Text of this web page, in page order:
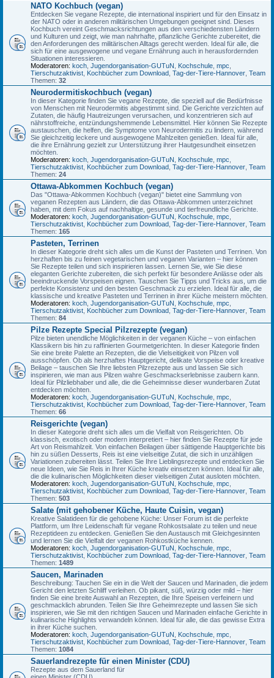
NATO Kochbuch (vegan)
Entdecken Sie vegane Rezepte, die international inspiriert und für den Einsatz in
der NATO oder in anderen militärischen Umgebungen geeignet sind. Dieses
Kochbuch vereint Geschmacksrichtungen aus den verschiedensten Ländern
und Kulturen und zeigt, wie man nahrhafte, pflanzliche Gerichte zubereitet, die
den Anforderungen des militärischen Alltags gerecht werden. Ideal für alle, die
sich für eine ausgewogene und vegane Ernährung auch in herausfordernden
Situationen interessieren.
Moderatoren: koch Jugendorganisation-GUTuN Kochschule mpc
Tierschutzaktivist Kochbücher zum Download Tag-der-Tiere-Hannover Team
Themen: 32
Neurodermitiskochbuch (vegan)
In dieser Kategorie finden Sie vegane Rezepte, die speziell auf die Bedürfnisse
von Menschen mit Neurodermitis abgestimmt sind. Die Gerichte verzichten auf
Zutaten, die häufig Hautreizungen verursachen, und konzentrieren sich auf
nährstoffreiche, entzündungshemmende Lebensmittel. Hier können Sie Rezepte
austauschen, die helfen, die Symptome von Neurodermitis zu lindern, während
Sie gleichzeitig leckere und ausgewogene Mahlzeiten genießen. Ideal für alle,
die ihre Ernährung gezielt zur Unterstützung ihrer Hautgesundheit einsetzen
möchten.
Moderatoren: koch Jugendorganisation-GUTuN Kochschule mpc
Tierschutzaktivist Kochbücher zum Download Tag-der-Tiere-Hannover Team
Themen: 24
Ottawa-Abkommen Kochbuch (vegan)
Das "Ottawa-Abkommen Kochbuch (vegan)" bietet eine Sammlung von
veganen Rezepten aus Ländern, die das Ottawa-Abkommen unterzeichnet
haben, mit dem Fokus auf nachhaltige, gesunde und tierfreundliche Gerichte.
Moderatoren: koch Jugendorganisation-GUTuN Kochschule mpc
Tierschutzaktivist Kochbücher zum Download Tag-der-Tiere-Hannover Team
Themen: 165
Pasteten, Terrinen
In dieser Kategorie dreht sich alles um die Kunst der Pasteten und Terrinen. Von
herzhaften bis zu feinen vegetarischen und veganen Varianten – hier können
Sie Rezepte teilen und sich inspirieren lassen. Lernen Sie, wie Sie diese
eleganten Gerichte zubereiten, die sich perfekt für besondere Anlässe oder als
beeindruckende Vorspeisen eignen. Tauschen Sie Tipps und Tricks aus, um die
perfekte Konsistenz und den besten Geschmack zu erzielen. Ideal für alle, die
klassische und kreative Pasteten und Terrinen in ihrer Küche meistern möchten.
Moderatoren: koch Jugendorganisation-GUTuN Kochschule mpc
Tierschutzaktivist Kochbücher zum Download Tag-der-Tiere-Hannover Team
Themen: 84
Pilze Rezepte Special Pilzrezepte (vegan)
Pilze bieten unendliche Möglichkeiten in der veganen Küche – von einfachen
Klassikern bis hin zu raffinierten Gourmetgerichten. In dieser Kategorie finden
Sie eine breite Palette an Rezepten, die die Vielseitigkeit von Pilzen voll
ausschöpfen. Ob als herzhaftes Hauptgericht, delikate Vorspeise oder kreative
Beilage – tauschen Sie Ihre liebsten Pilzrezepte aus und lassen Sie sich
inspirieren, wie man aus Pilzen wahre Geschmackserlebnisse zaubern kann.
Ideal für Pilzliebhaber und alle, die die Geheimnisse dieser wunderbaren Zutat
entdecken möchten.
Moderatoren: koch Jugendorganisation-GUTuN Kochschule mpc
Tierschutzaktivist Kochbücher zum Download Tag-der-Tiere-Hannover Team
Themen: 66
Reisgerichte (vegan)
In dieser Kategorie dreht sich alles um die Vielfalt von Reisgerichten. Ob
klassisch, exotisch oder modern interpretiert – hier finden Sie Rezepte für jede
Art von Reismahlzeit. Von einfachen Beilagen über sättigende Hauptgerichte bis
hin zu süßen Desserts, Reis ist eine vielseitige Zutat, die sich in unzähligen
Variationen zubereiten lässt. Teilen Sie Ihre Lieblingsrezepte und entdecken Sie
neue Ideen, wie Sie Reis in Ihrer Küche kreativ einsetzen können. Ideal für alle,
die die kulinarischen Möglichkeiten dieser vielseitigen Zutat ausloten möchten.
Moderatoren: koch Jugendorganisation-GUTuN Kochschule mpc
Tierschutzaktivist Kochbücher zum Download Tag-der-Tiere-Hannover Team
Themen: 503
Salate (mit gehobener Küche, Haute Cuisin, vegan)
Kreative Salatideen für die gehobene Küche: Unser Forum ist die perfekte
Plattform, um Ihre Leidenschaft für vegane Rohkostsalate zu teilen und neue
Rezeptideen zu entdecken. Genießen Sie den Austausch mit Gleichgesinnten
und lernen Sie die Vielfalt der veganen Rohkostküche kennen.
Moderatoren: koch Jugendorganisation-GUTuN Kochschule mpc
Tierschutzaktivist Kochbücher zum Download Tag-der-Tiere-Hannover Team
Themen: 1489
Saucen, Marinaden
Beschreibung: Tauchen Sie ein in die Welt der Saucen und Marinaden, die jedem
Gericht den letzten Schliff verleihen. Ob pikant, süß, würzig oder mild – hier
finden Sie eine breite Auswahl an Rezepten, die Ihre Speisen verfeinern und
geschmacklich abrunden. Teilen Sie Ihre Geheimrezepte und lassen Sie sich
inspirieren, wie Sie mit den richtigen Saucen und Marinaden einfache Gerichte in
kulinarische Highlights verwandeln können. Ideal für alle, die das gewisse Extra
in ihrer Küche suchen.
Moderatoren: koch Jugendorganisation-GUTuN Kochschule mpc
Tierschutzaktivist Kochbücher zum Download Tag-der-Tiere-Hannover Team
Themen: 1084
Sauerlandrezepte für einen Minister (CDU)
Rezepte aus dem Sauerland für